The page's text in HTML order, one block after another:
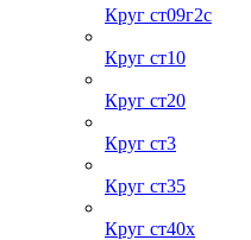
Круг ст09г2с
Круг ст10
Круг ст20
Круг ст3
Круг ст35
Круг ст40х